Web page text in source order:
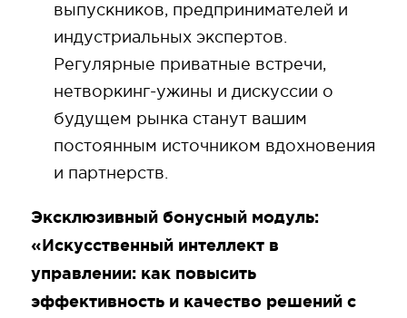
выпускников, предпринимателей и
индустриальных экспертов.
Регулярные приватные встречи,
нетворкинг-ужины и дискуссии о
будущем рынка станут вашим
постоянным источником вдохновения
и партнерств.
Эксклюзивный бонусный модуль:
«Искусственный интеллект в
управлении: как повысить
эффективность и качество решений с